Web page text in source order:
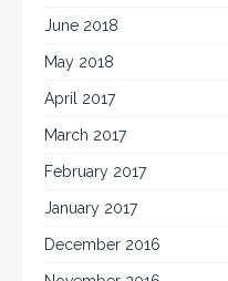
June 2018
May 2018
April 2017
March 2017
February 2017
January 2017
December 2016